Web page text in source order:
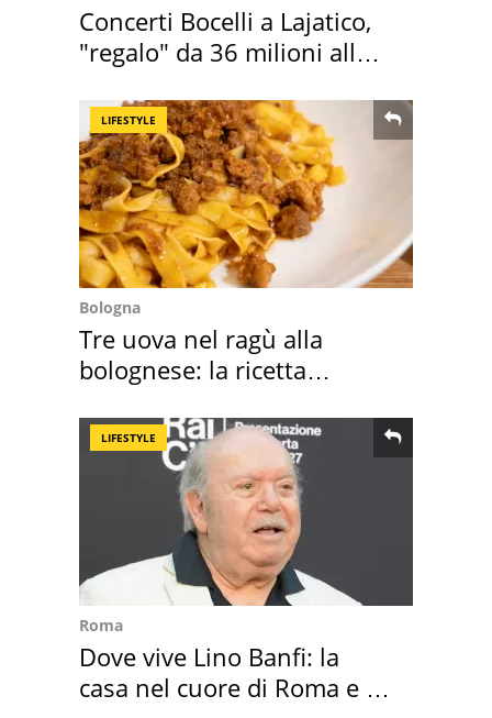
Concerti Bocelli a Lajatico,
"regalo" da 36 milioni alla
LIFESTYLE
Bologna
Tre uova nel ragù alla
bolognese: la ricetta
LIFESTYLE
Roma
Dove vive Lino Banfi: la
casa nel cuore di Roma e i